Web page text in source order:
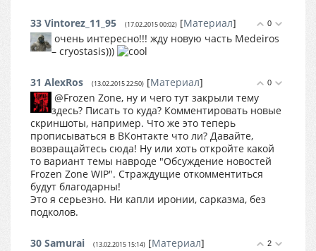
0
33 Vintorez_11_95 (17.02.2015 00:02) [Материал]
очень интересно!!! жду новую часть Medeiros
– cryostasis)))
0
31 AlexRos (13.02.2015 22:50) [Материал]
@Frozen Zone, ну и чего тут закрыли тему
здесь? Писать то куда? Комментировать новые
скриншоты, например. Что же это теперь
прописываться в ВКонтакте что ли? Давайте,
возвращайтесь сюда! Ну или хоть откройте какой
то вариант темы навроде "Обсуждение новостей
Frozen Zone WIP". Страждущие откомментиться
будут благодарны!
Это я серьезно. Ни капли иронии, сарказма, без
подколов.
2
30 Samurai (13.02.2015 15:14) [Материал]